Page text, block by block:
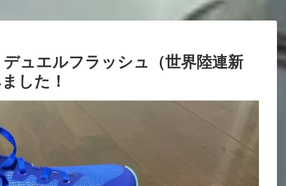
ュエルフラッシュ（世界陸連新
した！